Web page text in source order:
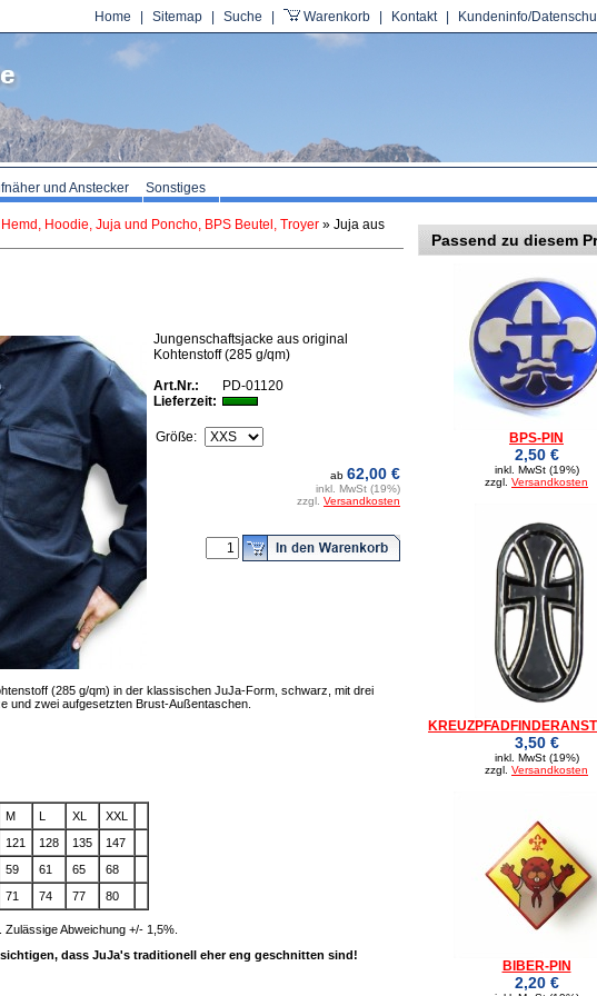
Home Sitemap Suche Warenkorb Kontakt Kundeninfo/
und Anstecker Sonstiges
Hemd, Hoodie, Juja und Poncho, BPS Beutel, Troyer » Juja aus
Jungenschaftsjacke aus original
Kohtenstoff (285 g/qm)
Art.Nr.:
PD-01120
Lieferzeit:
Größe:
ab 62,00 €
inkl. MwSt (19%)
zzgl. Versandkosten
(285 g/qm) in der klassischen JuJa-Form, schwarz, mit drei
und zwei aufgesetzten Brust-Außentaschen.
M L XL
XXL
121 128 135
147
59 61 65
68
71 74 77 80
Abweichung +/- 1,5%.
dass JuJa's traditionell eher eng geschnitten sind!
Passend zu diesem
BPS-PIN
2,50 €
inkl. MwSt (19%)
zzgl. Versandkosten
3,50 €
inkl. MwSt (19%)
zzgl. Versandkosten
BIBER-PIN
2,20 €